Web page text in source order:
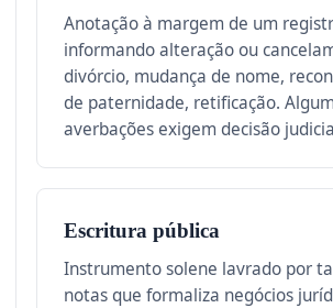
Anotação à margem de um
informando alteração ou
divórcio, mudança de nome,
de paternidade, retificação.
averbações exigem decisão
Escritura pública
Instrumento solene lavrado por
notas que formaliza negócios